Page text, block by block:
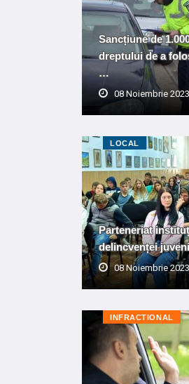
Sancțiune de
dreptului de a
…
08 Noiembrie 2023
LOCAL
Parteneriat
delincvenței
08 Noiembrie 2023
INFRACTIONAL